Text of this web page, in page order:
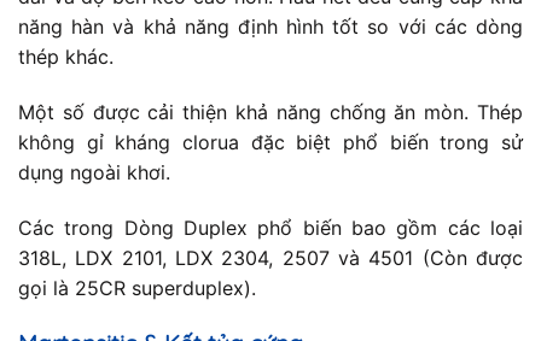
năng hàn và khả năng định hình tốt so với các dòng
thép khác.
Một số được cải thiện khả năng chống ăn mòn. Thép
không gỉ kháng clorua đặc biệt phổ biến trong sử
dụng ngoài khơi.
Các trong Dòng Duplex phổ biến bao gồm các loại
318L, LDX 2101, LDX 2304, 2507 và 4501 (Còn được
gọi là 25CR superduplex).